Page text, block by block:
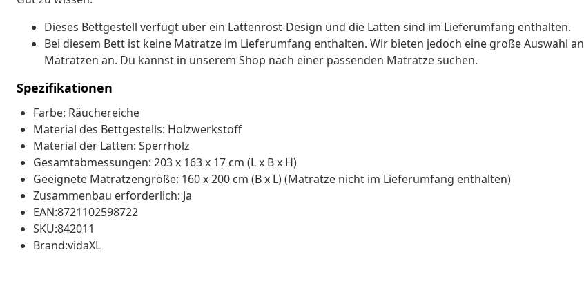
Dieses Bettgestell verfügt über ein Lattenrost-Design und die Latten sind im Lieferumfang enthalten.
Bei diesem Bett ist keine Matratze im Lieferumfang enthalten. Wir bieten jedoch eine große Auswahl an
Matratzen an. Du kannst in unserem Shop nach einer passenden Matratze suchen.
Spezifikationen
Farbe: Räuchereiche
Material des Bettgestells: Holzwerkstoff
Material der Latten: Sperrholz
Gesamtabmessungen: 203 x 163 x 17 cm (L x B x H)
Geeignete Matratzengröße: 160 x 200 cm (B x L) (Matratze nicht im Lieferumfang enthalten)
Zusammenbau erforderlich: Ja
EAN:8721102598722
SKU:842011
Brand:vidaXL